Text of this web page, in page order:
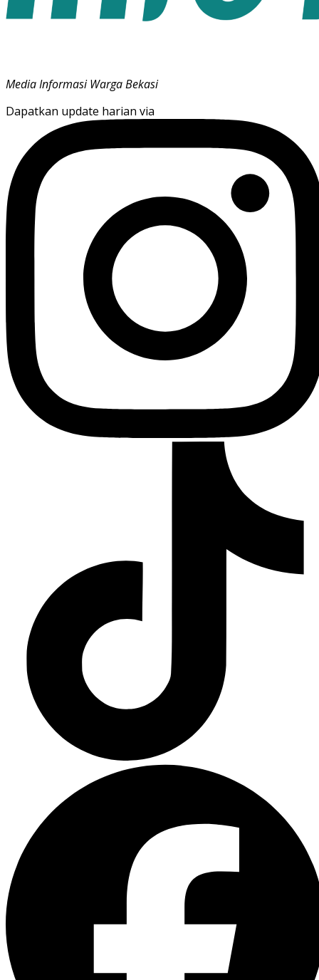
Media Informasi Warga Bekasi
Dapatkan update harian via